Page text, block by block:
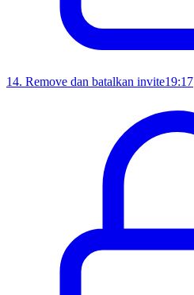
14. Remove dan batalkan invite19:17